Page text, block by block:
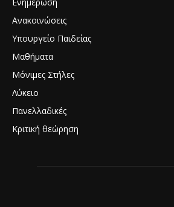
Ανακοινώσεις
Υπουργείο Παιδείας
Μαθήματα
Μόνιμες Στήλες
Λύκειο
Πανελλαδικές
Κριτική θεώρηση